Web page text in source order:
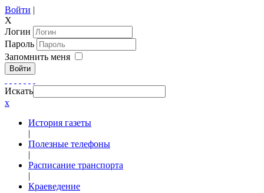
Войти |
X
Логин
Пароль
Запомнить меня
Войти
Искать
x
История газеты
|
Полезные телефоны
|
Расписание транспорта
|
Краеведение